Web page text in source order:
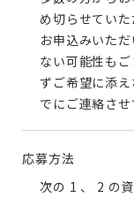
め切らせてい
お申込みいた
ない可能性も
ずご希望に添
でにご連絡させ
応募方法
次の 1 、 2 の